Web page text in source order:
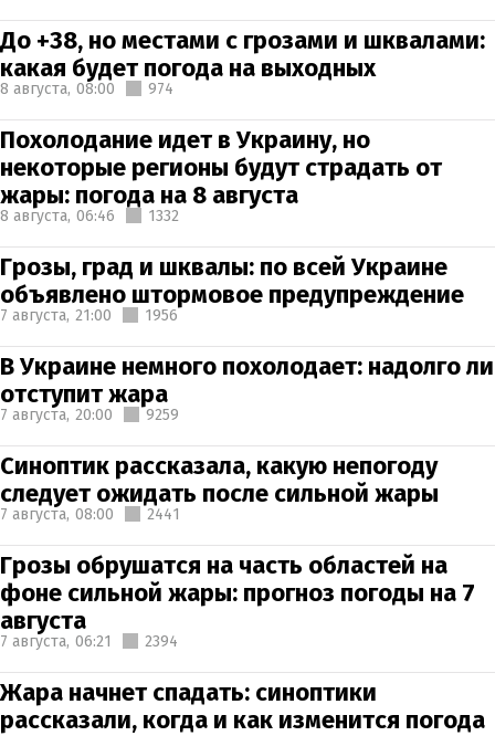
До +38, но местами с грозами и шквалами:
какая будет погода на выходных
8 августа, 08:00 974
Похолодание идет в Украину, но
некоторые регионы будут страдать от
жары: погода на 8 августа
8 августа, 06:46 1332
Грозы, град и шквалы: по всей Украине
объявлено штормовое предупреждение
7 августа, 21:00 1956
В Украине немного похолодает: надолго ли
отступит жара
7 августа, 20:00 9259
Синоптик рассказала, какую непогоду
следует ожидать после сильной жары
7 августа, 08:00 2441
Грозы обрушатся на часть областей на
фоне сильной жары: прогноз погоды на 7
августа
7 августа, 06:21 2394
Жара начнет спадать: синоптики
рассказали, когда и как изменится погода